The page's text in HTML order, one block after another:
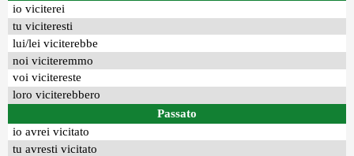
io viciterei
tu viciteresti
lui/lei viciterebbe
noi viciteremmo
voi vicitereste
loro viciterebbero
Passato
io avrei vicitato
tu avresti vicitato